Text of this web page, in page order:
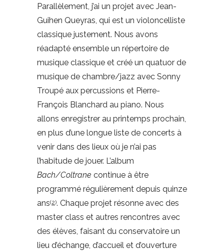
Parallèlement, j’ai un projet avec Jean-
Guihen Queyras, qui est un violoncelliste
classique justement. Nous avons
réadapté ensemble un répertoire de
musique classique et créé un quatuor de
musique de chambre/jazz avec Sonny
Troupé aux percussions et Pierre-
François Blanchard au piano. Nous
allons enregistrer au printemps prochain,
en plus d’une longue liste de concerts à
venir dans des lieux où je n’ai pas
l’habitude de jouer. L’album
Bach/Coltrane continue à être
programmé régulièrement depuis quinze
ans(2). Chaque projet résonne avec des
master class et autres rencontres avec
des élèves, faisant du conservatoire un
lieu d’échange, d’accueil et d’ouverture